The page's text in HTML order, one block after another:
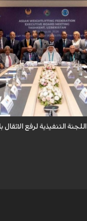
لرفع الاثقال سجاد انوشيرواني
لرفع الاثقال بمدينة طشقند
التنفيذية لرفع الاثقال